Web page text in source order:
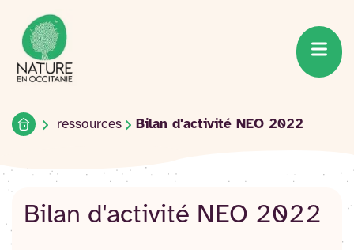
Accéder
au
contenu
Accueil du site
Accueilressources Bilan d'activité NEO 2022
Bilan d'activité NEO 2022